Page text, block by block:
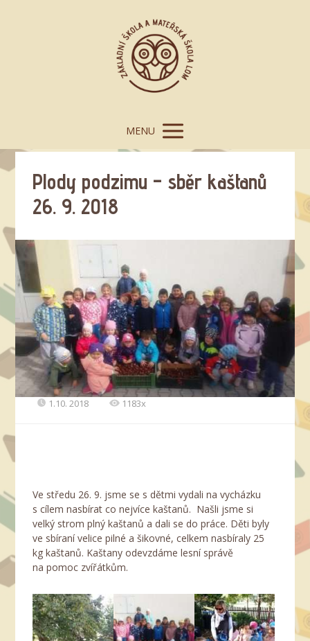
MENU
Plody podzimu – sběr kaštanů
26. 9. 2018
1.10. 2018 1183x
Ve středu 26. 9. jsme se s dětmi vydali na vycházku
s cílem nasbírat co nejvíce kaštanů. Našli jsme si
velký strom plný kaštanů a dali se do práce. Děti byly
ve sbíraní velice pilné a šikovné, celkem nasbíraly 25
kg kaštanů. Kaštany odevzdáme lesní správě
na pomoc zvířátkům.